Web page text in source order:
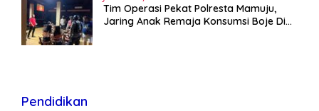
Tim Operasi Pekat Polresta Mamuju,
Jaring Anak Remaja Konsumsi Boje Di
Pendidikan